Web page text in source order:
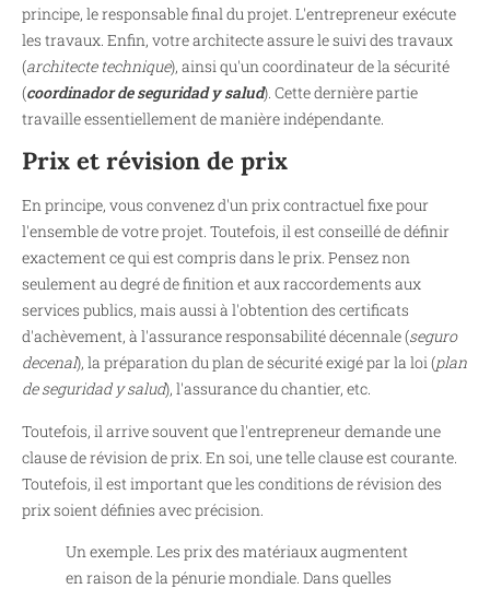
principe, le responsable final du projet. L'entrepreneur exécute
les travaux. Enfin, votre architecte assure le suivi des travaux
(architecte technique), ainsi qu'un coordinateur de la sécurité
(coordinador de seguridad y salud). Cette dernière partie
travaille essentiellement de manière indépendante.
Prix et révision de prix
En principe, vous convenez d'un prix contractuel fixe pour
l'ensemble de votre projet. Toutefois, il est conseillé de définir
exactement ce qui est compris dans le prix. Pensez non
seulement au degré de finition et aux raccordements aux
services publics, mais aussi à l'obtention des certificats
d'achèvement, à l'assurance responsabilité décennale (seguro
decenal), la préparation du plan de sécurité exigé par la loi (plan
de seguridad y salud), l'assurance du chantier, etc.
Toutefois, il arrive souvent que l'entrepreneur demande une
clause de révision de prix. En soi, une telle clause est courante.
Toutefois, il est important que les conditions de révision des
prix soient définies avec précision.
Un exemple. Les prix des matériaux augmentent
en raison de la pénurie mondiale. Dans quelles